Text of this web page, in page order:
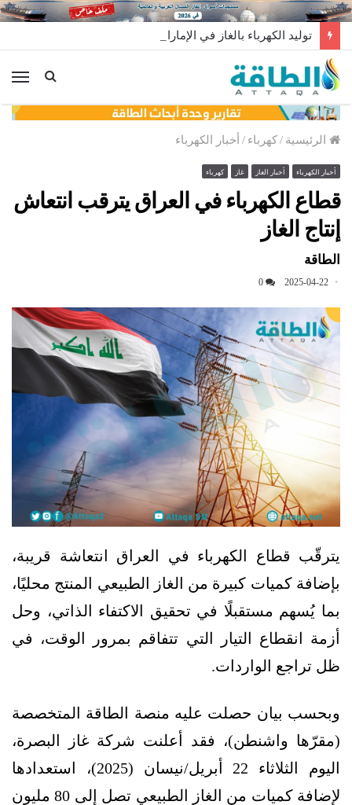
توليد الكهرباء بالغاز في الإمارات يرتفع للعام الثاني
الرئيسية /كهرباء / أخبار الكهرباء
أخبار الكهرباء أخبار الغاز غاز كهرباء
قطاع الكهرباء في العراق يترقب انتعاش
إنتاج الغاز
الطاقة
2025-04-22
0
يترقّب قطاع الكهرباء في العراق انتعاشة قريبة،
بإضافة كميات كبيرة من الغاز الطبيعي المنتج محليًا،
بما يُسهم مستقبلًا في تحقيق الاكتفاء الذاتي، وحل
أزمة انقطاع التيار التي تتفاقم بمرور الوقت، في
ظل تراجع الواردات.
وبحسب بيان حصلت عليه منصة الطاقة المتخصصة
(مقرّها واشنطن)، فقد أعلنت شركة غاز البصرة،
اليوم الثلاثاء 22 أبريل/نيسان (2025)، استعدادها
لإضافة كميات من الغاز الطبيعي تصل إلى 80 مليون